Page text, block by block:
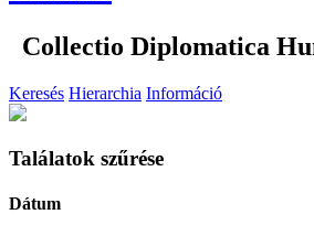
Collectio Diplomatica
Keresés Hierarchia Információ
Találatok szűrése
Dátum